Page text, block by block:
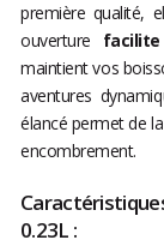
première qualité,
ouverture
maintient vos
aventures
élancé permet de
encombrement.
0.23L :